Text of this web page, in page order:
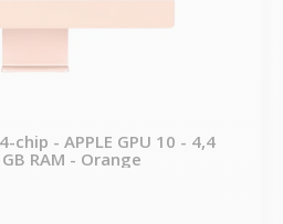
chip - APPLE GPU 10 - 4,4
RAM - Orange